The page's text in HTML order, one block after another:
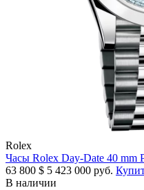
Rolex
Часы Rolex Day-Date 40 mm
63 800 $ 5 423 000 руб.
В наличии